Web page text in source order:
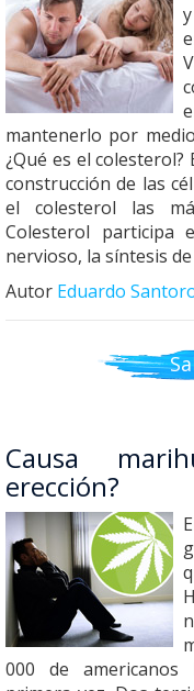
mantenerlo por
¿Qué es el
construcción de las
el colesterol las
Colesterol participa
nervioso, la síntesis
Autor Eduardo
Causa
erección?
000 de